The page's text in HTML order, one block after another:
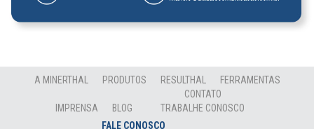
A MINERTHAL PRODUTOS RESULTHAL FERRAMENTAS
IMPRENSA BLOG
CONTATO
TRABALHE CONOSCO
FALE CONOSCO